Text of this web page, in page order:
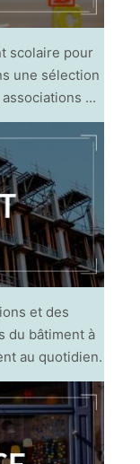
scolaire pour
une sélection
...
et des
du bâtiment à
au quotidien.